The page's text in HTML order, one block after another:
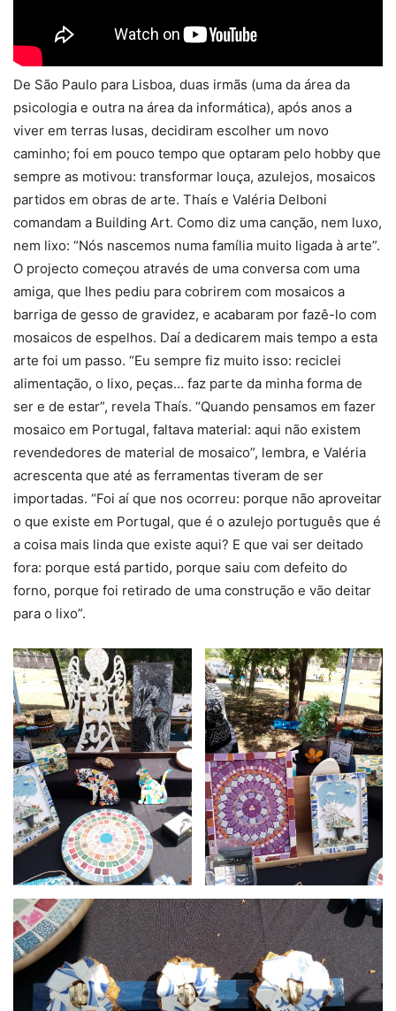
De São Paulo para Lisboa, duas irmãs (uma da área da
psicologia e outra na área da informática), após anos a
viver em terras lusas, decidiram escolher um novo
caminho; foi em pouco tempo que optaram pelo hobby que
sempre as motivou: transformar louça, azulejos, mosaicos
partidos em obras de arte. Thaís e Valéria Delboni
comandam a Building Art. Como diz uma canção, nem luxo,
nem lixo: “Nós nascemos numa família muito ligada à arte”.
O projecto começou através de uma conversa com uma
amiga, que lhes pediu para cobrirem com mosaicos a
barriga de gesso de gravidez, e acabaram por fazê-lo com
mosaicos de espelhos. Daí a dedicarem mais tempo a esta
arte foi um passo. “Eu sempre fiz muito isso: reciclei
alimentação, o lixo, peças… faz parte da minha forma de
ser e de estar”, revela Thaís. “Quando pensamos em fazer
mosaico em Portugal, faltava material: aqui não existem
revendedores de material de mosaico”, lembra, e Valéria
acrescenta que até as ferramentas tiveram de ser
importadas. “Foi aí que nos ocorreu: porque não aproveitar
o que existe em Portugal, que é o azulejo português que é
a coisa mais linda que existe aqui? E que vai ser deitado
fora: porque está partido, porque saiu com defeito do
forno, porque foi retirado de uma construção e vão deitar
para o lixo”.